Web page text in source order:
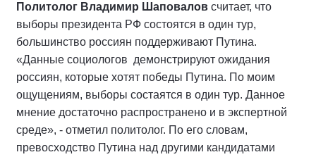
Политолог Владимир Шаповалов считает, что
выборы президента РФ состоятся в один тур,
большинство россиян поддерживают Путина.
«Данные социологов демонстрируют ожидания
россиян, которые хотят победы Путина. По моим
ощущениям, выборы состаятся в один тур. Данное
мнение достаточно распространено и в экспертной
среде», - отметил политолог. По его словам,
превосходство Путина над другими кандидатами